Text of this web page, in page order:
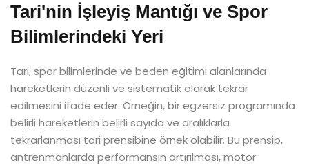
Tari'nin İşleyiş Mantığı ve Spor
Bilimlerindeki Yeri
Tari, spor bilimlerinde ve beden eğitimi alanlarında
hareketlerin düzenli ve sistematik olarak tekrar
edilmesini ifade eder. Örneğin, bir egzersiz programında
belirli hareketlerin belirli sayıda ve aralıklarla
tekrarlanması tari prensibine örnek olabilir. Bu prensip,
antrenmanlarda performansın artırılması, motor